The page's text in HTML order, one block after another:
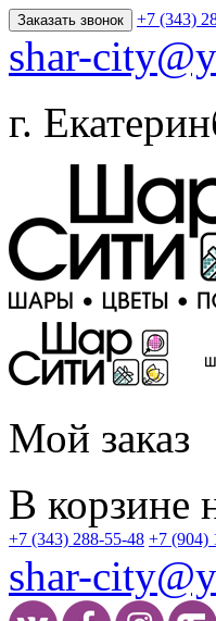
Заказать звонок +7 (343)
shar-
г.
Мой заказ
В корзине
+7 (343) 288-55-48 +7 (904)
shar-